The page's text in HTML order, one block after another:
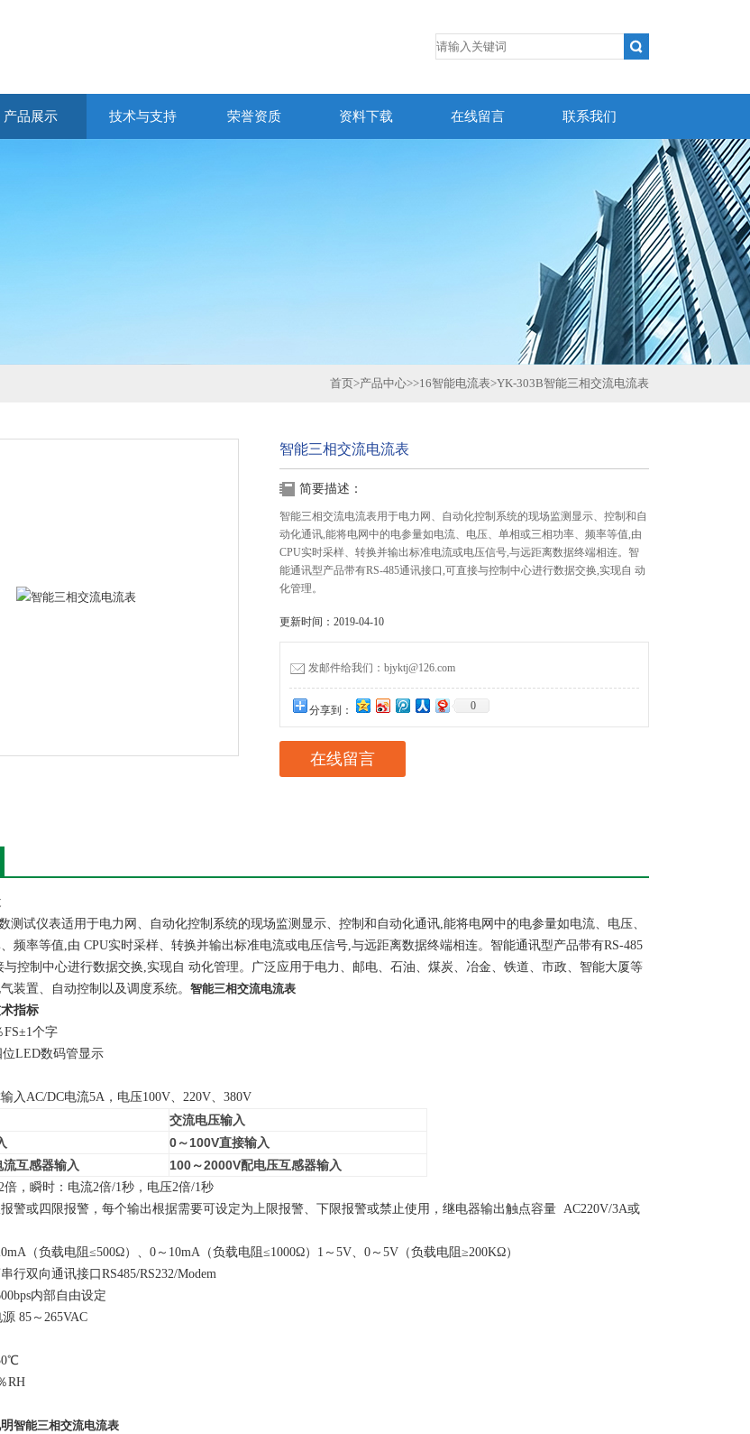
产品展示 技术与支持 荣誉资质 资料下载 在线留言 联系我们
首页>产品中心>>16智能电流表>YK-303B智能三相交流电流表
智能三相交流电流表
简要描述：
智能三相交流电流表用于电力网、自动化控制系统的现场监测显示、控制和自
动化通讯,能将电网中的电参量如电流、电压、单相或三相功率、频率等值,由
CPU实时采样、转换并输出标准电流或电压信号,与远距离数据终端相连。智
能通讯型产品带有RS-485通讯接口,可直接与控制中心进行数据交换,实现自 动
化管理。
更新时间：2019-04-10
发邮件给我们：bjyktj@126.com
分享到： 0
在线留言
测试仪表适用于电力网、自动化控制系统的现场监测显示、控制和自动化通讯,能将电网中的电参量如电流、电压、
频率等值,由 CPU实时采样、转换并输出标准电流或电压信号,与远距离数据终端相连。智能通讯型产品带有RS-485
与控制中心进行数据交换,实现自 动化管理。广泛应用于电力、邮电、石油、煤炭、冶金、铁道、市政、智能大厦等
装置、自动控制以及调度系统。 智能三相交流电流表
指标
FS±1个字
LED数码管显示
入AC/DC电流5A，电压100V、220V、380V
交流电压输入
0～100V直接输入
互感器输入 100～2000V配电压互感器输入
倍，瞬时：电流2倍/1秒，电压2倍/1秒
警或四限报警，每个输出根据需要可设定为上限报警、下限报警或禁止使用，继电器输出触点容量 AC220V/3A或
（负载电阻≤500Ω）、0～10mA（负载电阻≤1000Ω）1～5V、0～5V（负载电阻≥200KΩ）
行双向通讯接口RS485/RS232/Modem
内部自由设定
85～265VAC
RH
智能三相交流电流表